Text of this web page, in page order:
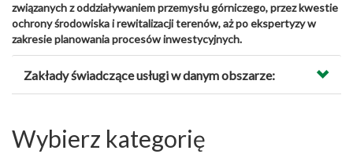
związanych z oddziaływaniem przemysłu górniczego, przez kwestie
ochrony środowiska i rewitalizacji terenów, aż po ekspertyzy w
zakresie planowania procesów inwestycyjnych.
Zakłady świadczące usługi w danym obszarze:
Wybierz kategorię